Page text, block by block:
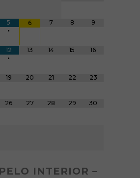
5
•
6 7 8 9
12
•
13 14 15 16
19 20 21 22 23
26 27 28 29 30
INTERIOR –